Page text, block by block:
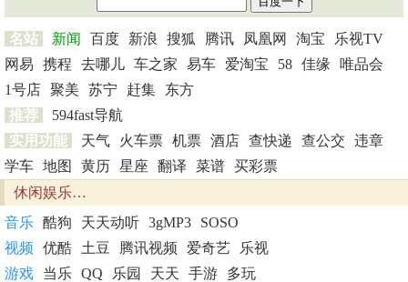
名站 新闻 百度 新浪 搜狐 腾讯 凤凰网 淘宝
乐视TV
网易
携程 去哪儿 车之家 易车 爱淘宝 58 佳缘
唯品会
1号店 聚美 苏宁 赶集
东方
推荐
594fast导航
实用功能
天气 火车票 机票 酒店 查快递 查公交
违章
学车 地图 黄历 星座 翻译 菜谱 买彩票
休闲娱乐…
音乐 酷狗 天天动听 3gMP3
SOSO
视频
优酷 土豆 腾讯视频 爱奇艺
乐视
游戏
当乐 QQ 乐园 天天 手游
多玩